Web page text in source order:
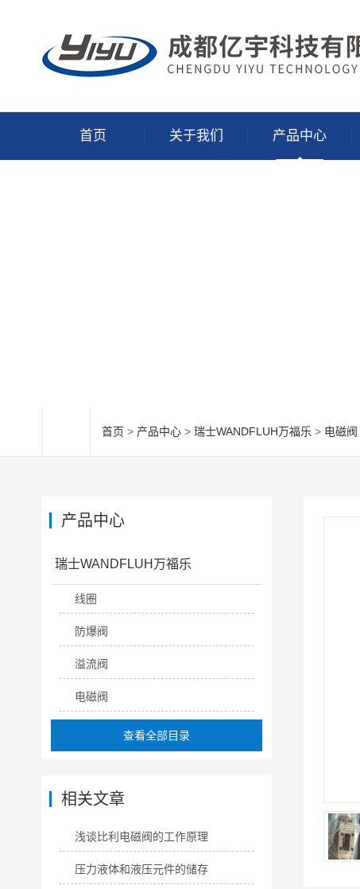
首页 关于我们 产品中心
首页 > 产品中心 > 瑞士WANDFLUH万福乐 > 电磁阀
产品中心
瑞士WANDFLUH万福乐
线圈
防爆阀
溢流阀
电磁阀
查看全部目录
相关文章
浅谈比利电磁阀的工作原理
压力液体和液压元件的储存